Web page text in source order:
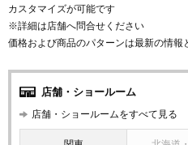
●サイズ・素材の組み
ましてはお問合せくだ
カスタマイズが可能です
※詳細は店舗へ問合せください
価格および商品のパターンは最新の情報
店舗・ショールーム
店舗・ショールームをすべて見る